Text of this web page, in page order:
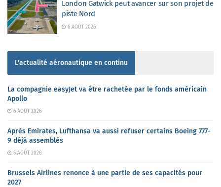
London Gatwick peut avancer sur son projet de
piste Nord
6 AOÛT 2026
L'actualité aéronautique en continu
La compagnie easyJet va être rachetée par le fonds américain
Apollo
6 AOÛT 2026
Après Emirates, Lufthansa va aussi refuser certains Boeing 777-
9 déjà assemblés
6 AOÛT 2026
Brussels Airlines renonce à une partie de ses capacités pour
2027